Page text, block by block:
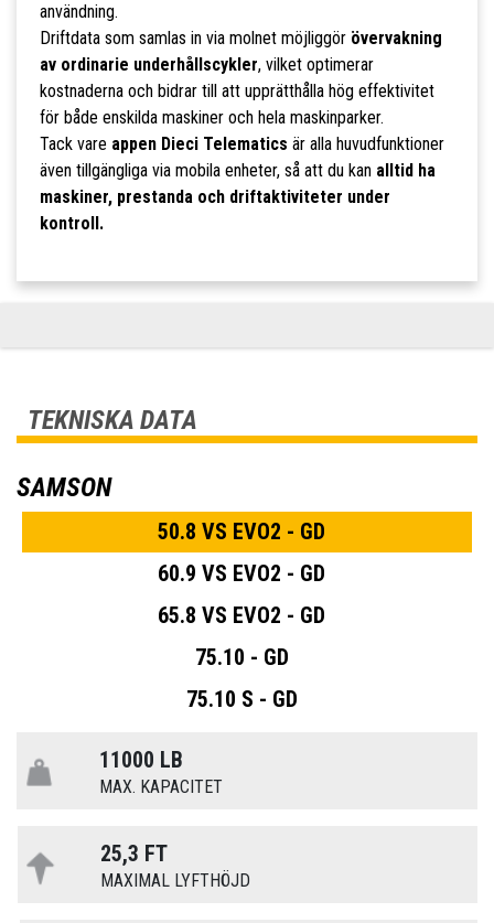
användning.
Driftdata som samlas in via molnet möjliggör övervakning
av ordinarie underhållscykler, vilket optimerar
kostnaderna och bidrar till att upprätthålla hög effektivitet
för både enskilda maskiner och hela maskinparker.
Tack vare appen Dieci Telematics är alla huvudfunktioner
även tillgängliga via mobila enheter, så att du kan alltid ha
maskiner, prestanda och driftaktiviteter under
kontroll.
TEKNISKA DATA
SAMSON
50.8 VS EVO2 - GD
60.9 VS EVO2 - GD
65.8 VS EVO2 - GD
75.10 - GD
75.10 S - GD
11000 LB
MAX. KAPACITET
25,3 FT
MAXIMAL LYFTHÖJD